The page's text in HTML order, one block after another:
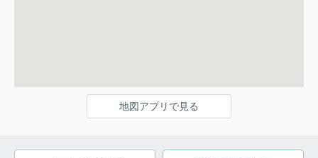
地図アプリで見る